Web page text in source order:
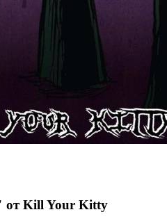
от Kill Your Kitty